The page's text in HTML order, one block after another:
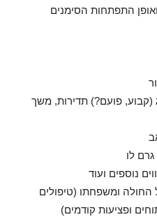
התפתחות הסימנים
(קבוע, פועם?) תדירות, משך
לו
נוספים ועוד
החולה ומשפחתו (טיפולים
ופציעות קודמים)